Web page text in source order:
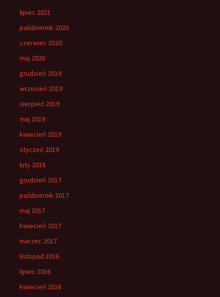
lipiec 2021
październik 2020
czerwiec 2020
maj 2020
grudzień 2019
wrzesień 2019
sierpień 2019
maj 2019
kwiecień 2019
styczeń 2019
luty 2018
grudzień 2017
październik 2017
maj 2017
kwiecień 2017
marzec 2017
listopad 2016
lipiec 2016
kwiecień 2016